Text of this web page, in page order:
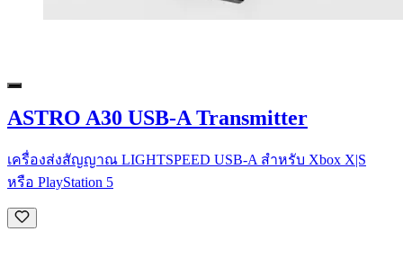
ASTRO A30 USB-A Transmitter
เครื่องส่งสัญญาณ LIGHTSPEED USB-A สําหรับ Xbox X|S
หรือ PlayStation 5